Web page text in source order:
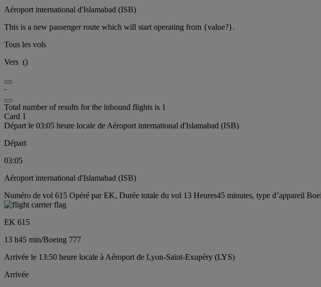
Aéroport international d'Islamabad (ISB)
This is a new passenger route which will start operating from {value?}.
Tous les vols
Vers ()
-
Total number of results for the inbound flights is 1
Card 1
Départ le 03:05 heure locale de Aéroport international d'Islamabad (ISB)
Départ
03:05
Aéroport international d'Islamabad (ISB)
Numéro de vol 615 Opéré par EK, Durée totale du vol 13 Heures45 minutes, type d’appareil
EK 615
13 h45 min/Boeing 777
Arrivée le 13:50 heure locale à Aéroport de Lyon-Saint-Exupéry (LYS)
Arrivée